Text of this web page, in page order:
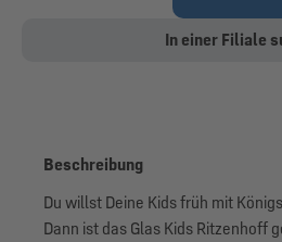
In einer Filiale
Beschreibung
Du willst Deine Kids früh mit
Dann ist das Glas Kids Ritzenhoff